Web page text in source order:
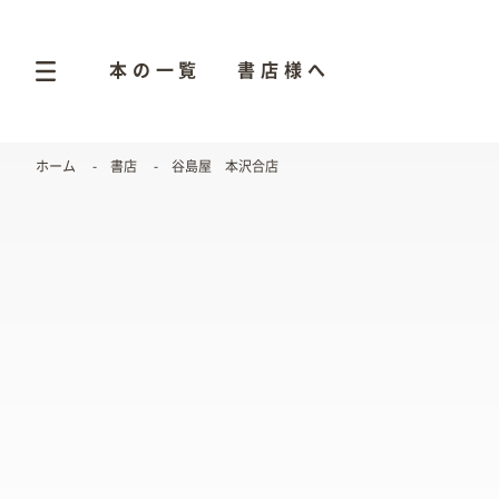
本の一覧 書店様へ
ホーム 書店 谷島屋 本沢合店